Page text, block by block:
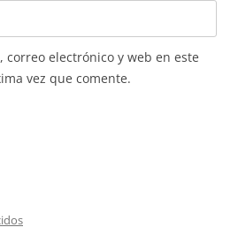
correo electrónico y web en este
vez que comente.